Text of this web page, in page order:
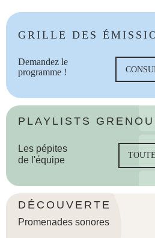
GRILLE DES
Demandez le
programme !
PLAYLISTS
Les pépites
de l'équipe
DÉCOUVERTE
Promenades sonores